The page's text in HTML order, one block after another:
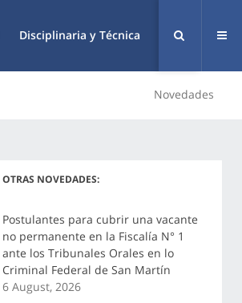
Disciplinaria y Técnica
Novedades
OTRAS NOVEDADES:
Postulantes para cubrir una vacante
no permanente en la Fiscalía N° 1
ante los Tribunales Orales en lo
Criminal Federal de San Martín
6 August, 2026